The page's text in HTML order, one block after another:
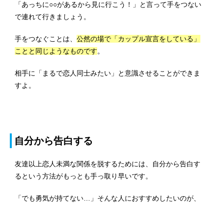
「あっちに○○があるから見に行こう！」と言って手をつない
で連れて行きましょう。
手をつなぐことは、 公然の場で「カップル宣言をしている」
ことと同じようなものです。
相手に「まるで恋人同士みたい」と意識させることができま
すよ。
自分から告白する
友達以上恋人未満な関係を脱するためには、自分から告白す
るという方法がもっとも手っ取り早いです。
「でも勇気が持てない…」そんな人におすすめしたいのが、